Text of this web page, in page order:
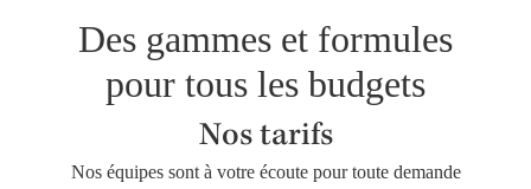
Des gammes et formules
pour tous les budgets
Nos tarifs
Nos équipes sont à votre écoute pour toute demande